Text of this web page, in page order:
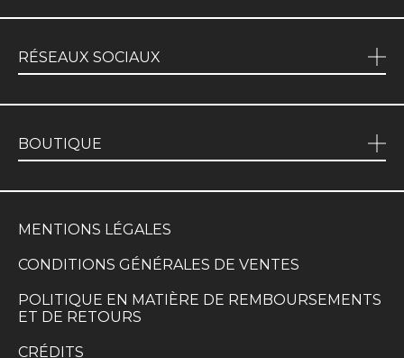
RÉSEAUX SOCIAUX
BOUTIQUE
MENTIONS LÉGALES
CONDITIONS GÉNÉRALES DE VENTES
POLITIQUE EN MATIÈRE DE REMBOURSEMENTS
ET DE RETOURS
CRÉDITS